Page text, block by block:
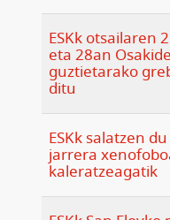
ESKk otsailaren
eta 28an
guztietarako
ditu
ESKk salatzen
jarrera
kaleratzeagatik